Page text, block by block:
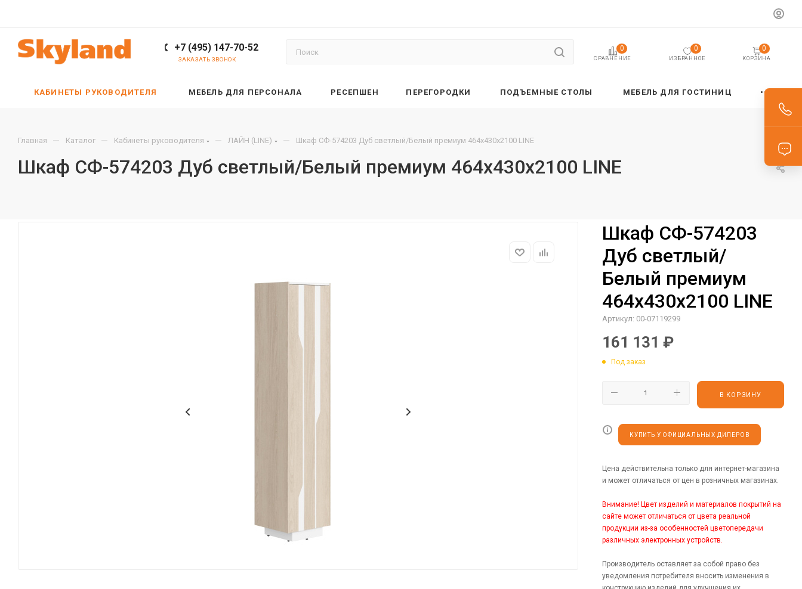
+7 (495) 147-70-52
ЗАКАЗАТЬ ЗВОНОК СРАВНЕНИЕ
0
ИЗБРАННОЕ
0
КОРЗИНА
0
КАБИНЕТЫ РУКОВОДИТЕЛЯ МЕБЕЛЬ ДЛЯ ПЕРСОНАЛА РЕСЕПШЕН ПЕРЕГОРОДКИ ПОДЪЕМНЫЕ СТОЛЫ МЕБЕЛЬ ДЛЯ ГОСТИНИЦ
Главная — Каталог — Кабинеты руководителя — ЛАЙН (LINE) — Шкаф СФ-574203 Дуб светлый/Белый премиум 464х430х2100 LINE
Шкаф СФ-574203 Дуб светлый/Белый премиум 464х430х2100 LINE
Шкаф СФ-574203
Дуб светлый/
Белый премиум
464х430х2100 LINE
Артикул: 00-07119299
161 131 ₽
Под заказ
В КОРЗИНУ
КУПИТЬ У ОФИЦИАЛЬНЫХ ДИЛЕРОВ
Цена действительна только для интернет-магазина
и может отличаться от цен в розничных магазинах.
Внимание! Цвет изделий и материалов покрытий на
сайте может отличаться от цвета реальной
продукции из-за особенностей цветопередачи
различных электронных устройств.
Производитель оставляет за собой право без
уведомления потребителя вносить изменения в